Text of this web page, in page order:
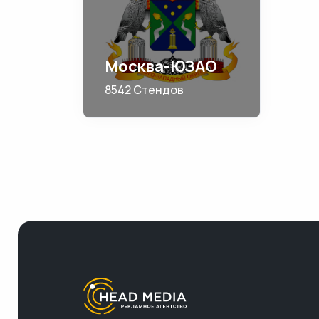
Москва-ЮЗАО
8542 Стендов